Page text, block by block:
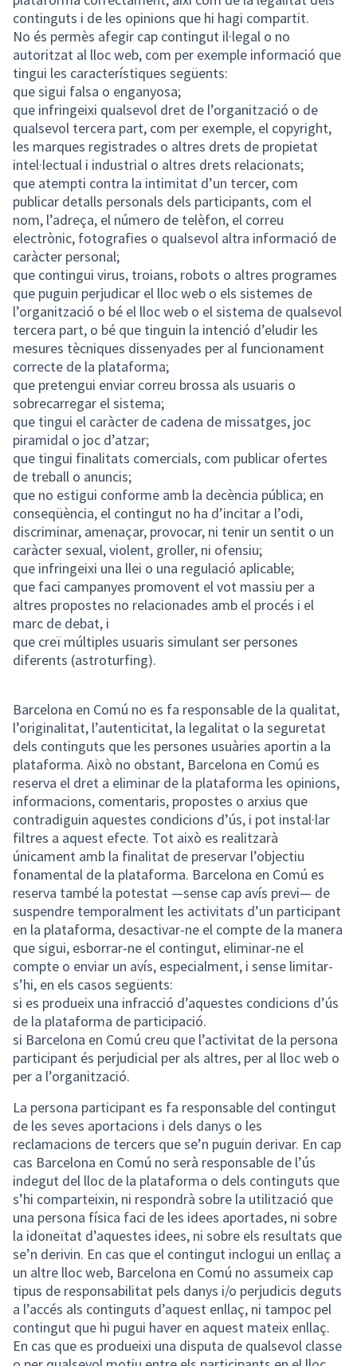
continguts i de les opinions que hi hagi compartit.
No és permès afegir cap contingut il·legal o no
autoritzat al lloc web, com per exemple informació que
tingui les característiques següents:
que sigui falsa o enganyosa;
que infringeixi qualsevol dret de l’organització o de
qualsevol tercera part, com per exemple, el copyright,
les marques registrades o altres drets de propietat
intel·lectual i industrial o altres drets relacionats;
que atempti contra la intimitat d’un tercer, com
publicar detalls personals dels participants, com el
nom, l’adreça, el número de telèfon, el correu
electrònic, fotografies o qualsevol altra informació de
caràcter personal;
que contingui virus, troians, robots o altres programes
que puguin perjudicar el lloc web o els sistemes de
l’organització o bé el lloc web o el sistema de qualsevol
tercera part, o bé que tinguin la intenció d’eludir les
mesures tècniques dissenyades per al funcionament
correcte de la plataforma;
que pretengui enviar correu brossa als usuaris o
sobrecarregar el sistema;
que tingui el caràcter de cadena de missatges, joc
piramidal o joc d’atzar;
que tingui finalitats comercials, com publicar ofertes
de treball o anuncis;
que no estigui conforme amb la decència pública; en
conseqüència, el contingut no ha d’incitar a l’odi,
discriminar, amenaçar, provocar, ni tenir un sentit o un
caràcter sexual, violent, groller, ni ofensiu;
que infringeixi una llei o una regulació aplicable;
que faci campanyes promovent el vot massiu per a
altres propostes no relacionades amb el procés i el
marc de debat, i
que creï múltiples usuaris simulant ser persones
diferents (astroturfing).
Barcelona en Comú no es fa responsable de la qualitat,
l’originalitat, l’autenticitat, la legalitat o la seguretat
dels continguts que les persones usuàries aportin a la
plataforma. Això no obstant, Barcelona en Comú es
reserva el dret a eliminar de la plataforma les opinions,
informacions, comentaris, propostes o arxius que
contradiguin aquestes condicions d’ús, i pot instal·lar
filtres a aquest efecte. Tot això es realitzarà
únicament amb la finalitat de preservar l’objectiu
fonamental de la plataforma. Barcelona en Comú es
reserva també la potestat —sense cap avís previ— de
suspendre temporalment les activitats d’un participant
en la plataforma, desactivar-ne el compte de la manera
que sigui, esborrar-ne el contingut, eliminar-ne el
compte o enviar un avís, especialment, i sense limitar-
s’hi, en els casos següents:
si es produeix una infracció d’aquestes condicions d’ús
de la plataforma de participació.
si Barcelona en Comú creu que l’activitat de la persona
participant és perjudicial per als altres, per al lloc web o
per a l’organització.
La persona participant es fa responsable del contingut
de les seves aportacions i dels danys o les
reclamacions de tercers que se’n puguin derivar. En cap
cas Barcelona en Comú no serà responsable de l’ús
indegut del lloc de la plataforma o dels continguts que
s’hi comparteixin, ni respondrà sobre la utilització que
una persona física faci de les idees aportades, ni sobre
la idoneïtat d’aquestes idees, ni sobre els resultats que
se’n derivin. En cas que el contingut inclogui un enllaç a
un altre lloc web, Barcelona en Comú no assumeix cap
tipus de responsabilitat pels danys i/o perjudicis deguts
a l’accés als continguts d’aquest enllaç, ni tampoc pel
contingut que hi pugui haver en aquest mateix enllaç.
En cas que es produeixi una disputa de qualsevol classe